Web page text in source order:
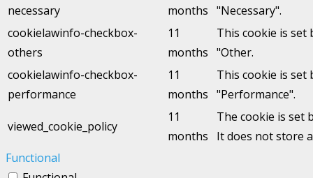
necessary
months "Necessary".
cookielawinfo-checkbox-
others
11
months
This cookie is set
"Other.
cookielawinfo-checkbox-
performance
11
months
This cookie is set
"Performance".
viewed_cookie_policy
11
months
The cookie is set
It does not store
Functional